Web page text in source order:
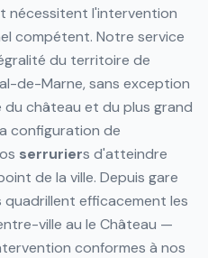
nécessitent l'intervention
compétent. Notre service
du territoire de
de-Marne, sans exception
château et du plus grand
configuration de
serruriers d'atteindre
de la ville. Depuis gare
quadrillent efficacement les
ville au le Château —
conformes à nos